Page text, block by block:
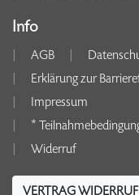
Info
AGB
Erklärung zur
Impressum
*
Widerruf
VERTRAG